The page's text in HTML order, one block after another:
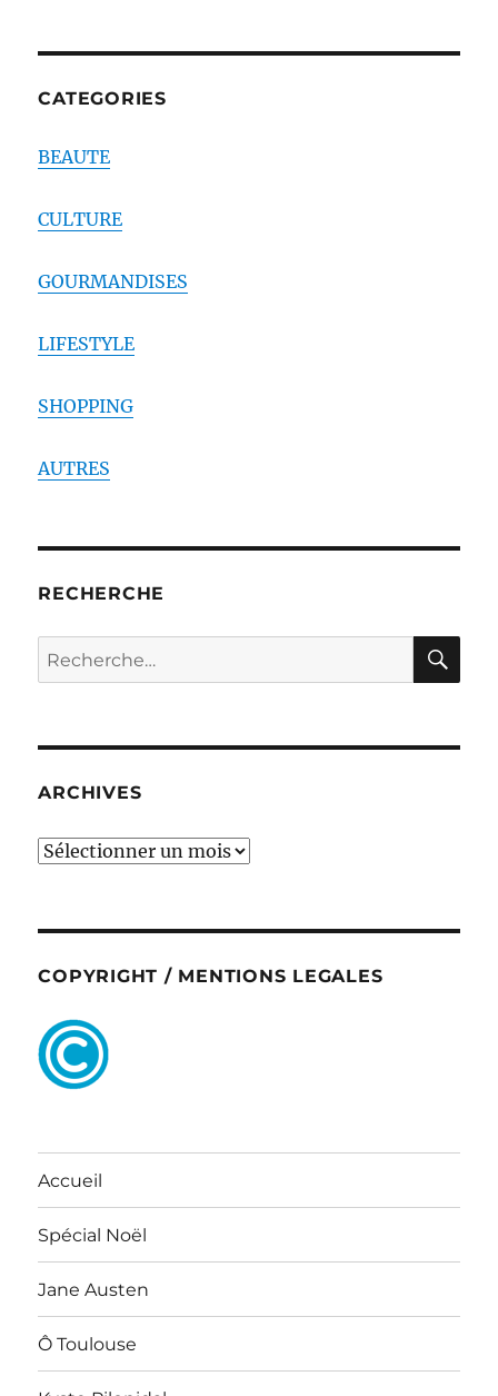
CATEGORIES
BEAUTE
CULTURE
GOURMANDISES
LIFESTYLE
SHOPPING
AUTRES
RECHERCHE
Recherche
pour :
ARCHIVES
ARCHIVES
COPYRIGHT / MENTIONS LEGALES
Accueil
Spécial Noël
Jane Austen
Ô Toulouse